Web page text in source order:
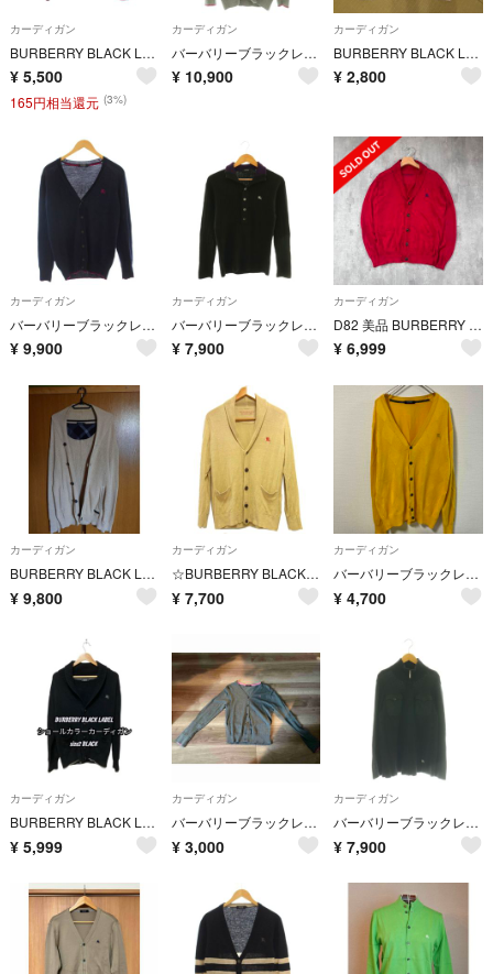
カーディガン
BURBERRY BLACK LABEL バーバリーブラックレーベル カーディガン サイズ:3 グレー メンズ / 241011012539
¥ 5,500
165円相当還元 (3%)
カーディガン
バーバリーブラックレーベル ショールカラーカーディガン ニット マーク刺繍 3
¥ 10,900
カーディガン
BURBERRY BLACK LABEL 薄手 カーディガン
¥ 2,800
カーディガン
バーバリーブラックレーベル カーディガン ニット ウール 長袖 2 ネイビー
¥ 9,900
カーディガン
バーバリーブラックレーベル ニットカーディガン ハイネック ロゴ 2 ブラック
¥ 7,900
カーディガン
D82 美品 BURBERRY カーディガン 麻100% 2 赤 ショールカラー
¥ 6,999
カーディガン
BURBERRY BLACK LABEL ロンT＆クレストブリッジ カーディガン
¥ 9,800
カーディガン
☆BURBERRY BLACKLABEL バーバリー 麻100％ ショールカラー カーディガン メンズ リネン ニット 騎兵刺繍 ホースロゴ
¥ 7,700
カーディガン
バーバリーブラックレーベル⭐️カーディガン⭐️黄色⭐️
¥ 4,700
カーディガン
BURBERRY BLACK LABEL☆美品☆ショールカラー☆カーディガン
¥ 5,999
カーディガン
バーバリーブラックレーベル カーディガン
¥ 3,000
カーディガン
バーバリーブラックレーベル ニット カーディガン ジップアップ 2 ブラック
¥ 7,900